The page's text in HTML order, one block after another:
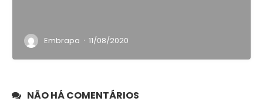
Embrapa · 11/08/2020
NÃO HÁ COMENTÁRIOS